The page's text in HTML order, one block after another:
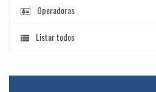
Operadoras
Listar todos